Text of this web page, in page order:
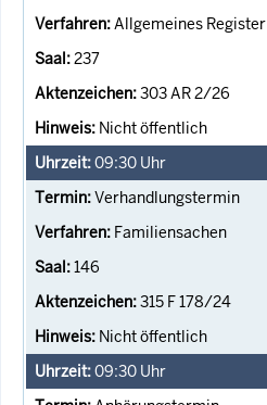
Allgemeines Register
237
303 AR 2/26
Nicht öffentlich
09:30 Uhr
Verhandlungstermin
Familiensachen
146
315 F 178/24
Nicht öffentlich
09:30 Uhr